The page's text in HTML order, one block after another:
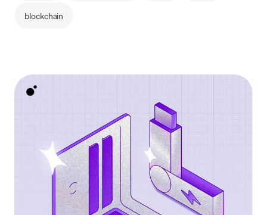
blockchain